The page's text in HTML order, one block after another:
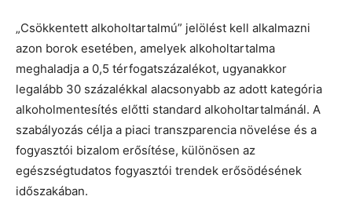
„Csökkentett alkoholtartalmú” jelölést kell alkalmazni
azon borok esetében, amelyek alkoholtartalma
meghaladja a 0,5 térfogatszázalékot, ugyanakkor
legalább 30 százalékkal alacsonyabb az adott kategória
alkoholmentesítés előtti standard alkoholtartalmánál. A
szabályozás célja a piaci transzparencia növelése és a
fogyasztói bizalom erősítése, különösen az
egészségtudatos fogyasztói trendek erősödésének
időszakában.